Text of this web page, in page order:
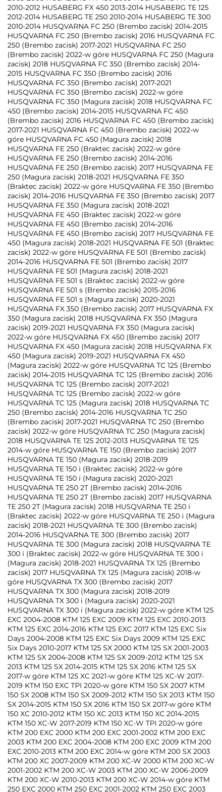
2010-2012 HUSABERG FX 450 2013-2014 HUSABERG TE 125
2012-2014 HUSABERG TE 250 2010-2014 HUSABERG TE 300
2010-2014 HUSQVARNA FC 250 (Brembo zacisk) 2014-2015
HUSQVARNA FC 250 (Brembo zacisk) 2016 HUSQVARNA FC
250 (Brembo zacisk) 2017-2021 HUSQVARNA FC 250
(Brembo zacisk) 2022-w góre HUSQVARNA FC 250 (Magura
zacisk) 2018 HUSQVARNA FC 350 (Brembo zacisk) 2014-
2015 HUSQVARNA FC 350 (Brembo zacisk) 2016
HUSQVARNA FC 350 (Brembo zacisk) 2017-2021
HUSQVARNA FC 350 (Brembo zacisk) 2022-w góre
HUSQVARNA FC 350 (Magura zacisk) 2018 HUSQVARNA FC
450 (Brembo zacisk) 2014-2015 HUSQVARNA FC 450
(Brembo zacisk) 2016 HUSQVARNA FC 450 (Brembo zacisk)
2017-2021 HUSQVARNA FC 450 (Brembo zacisk) 2022-w
góre HUSQVARNA FC 450 (Magura zacisk) 2018
HUSQVARNA FE 250 (Braktec zacisk) 2022-w góre
HUSQVARNA FE 250 (Brembo zacisk) 2014-2016
HUSQVARNA FE 250 (Brembo zacisk) 2017 HUSQVARNA FE
250 (Magura zacisk) 2018-2021 HUSQVARNA FE 350
(Braktec zacisk) 2022-w góre HUSQVARNA FE 350 (Brembo
zacisk) 2014-2016 HUSQVARNA FE 350 (Brembo zacisk) 2017
HUSQVARNA FE 350 (Magura zacisk) 2018-2021
HUSQVARNA FE 450 (Braktec zacisk) 2022-w góre
HUSQVARNA FE 450 (Brembo zacisk) 2014-2016
HUSQVARNA FE 450 (Brembo zacisk) 2017 HUSQVARNA FE
450 (Magura zacisk) 2018-2021 HUSQVARNA FE 501 (Braktec
zacisk) 2022-w góre HUSQVARNA FE 501 (Brembo zacisk)
2014-2016 HUSQVARNA FE 501 (Brembo zacisk) 2017
HUSQVARNA FE 501 (Magura zacisk) 2018-2021
HUSQVARNA FE 501 s (Braktec zacisk) 2022-w góre
HUSQVARNA FE 501 s (Brembo zacisk) 2015-2016
HUSQVARNA FE 501 s (Magura zacisk) 2020-2021
HUSQVARNA FX 350 (Brembo zacisk) 2017 HUSQVARNA FX
350 (Magura zacisk) 2018 HUSQVARNA FX 350 (Magura
zacisk) 2019-2021 HUSQVARNA FX 350 (Magura zacisk)
2022-w góre HUSQVARNA FX 450 (Brembo zacisk) 2017
HUSQVARNA FX 450 (Magura zacisk) 2018 HUSQVARNA FX
450 (Magura zacisk) 2019-2021 HUSQVARNA FX 450
(Magura zacisk) 2022-w góre HUSQVARNA TC 125 (Brembo
zacisk) 2014-2015 HUSQVARNA TC 125 (Brembo zacisk) 2016
HUSQVARNA TC 125 (Brembo zacisk) 2017-2021
HUSQVARNA TC 125 (Brembo zacisk) 2022-w góre
HUSQVARNA TC 125 (Magura zacisk) 2018 HUSQVARNA TC
250 (Brembo zacisk) 2014-2016 HUSQVARNA TC 250
(Brembo zacisk) 2017-2021 HUSQVARNA TC 250 (Brembo
zacisk) 2022-w góre HUSQVARNA TC 250 (Magura zacisk)
2018 HUSQVARNA TE 125 2012-2013 HUSQVARNA TE 125
2014-w góre HUSQVARNA TE 150 (Brembo zacisk) 2017
HUSQVARNA TE 150 (Magura zacisk) 2018-2019
HUSQVARNA TE 150 i (Braktec zacisk) 2022-w góre
HUSQVARNA TE 150 i (Magura zacisk) 2020-2021
HUSQVARNA TE 250 2T (Brembo zacisk) 2014-2016
HUSQVARNA TE 250 2T (Brembo zacisk) 2017 HUSQVARNA
TE 250 2T (Magura zacisk) 2018 HUSQVARNA TE 250 i
(Braktec zacisk) 2022-w góre HUSQVARNA TE 250 i (Magura
zacisk) 2018-2021 HUSQVARNA TE 300 (Brembo zacisk)
2014-2016 HUSQVARNA TE 300 (Brembo zacisk) 2017
HUSQVARNA TE 300 (Magura zacisk) 2018 HUSQVARNA TE
300 i (Braktec zacisk) 2022-w góre HUSQVARNA TE 300 i
(Magura zacisk) 2018-2021 HUSQVARNA TX 125 (Brembo
zacisk) 2017 HUSQVARNA TX 125 (Magura zacisk) 2018-w
góre HUSQVARNA TX 300 (Brembo zacisk) 2017
HUSQVARNA TX 300 (Magura zacisk) 2018-2019
HUSQVARNA TX 300 i (Magura zacisk) 2020-2021
HUSQVARNA TX 300 i (Magura zacisk) 2022-w góre KTM 125
EXC 2004-2008 KTM 125 EXC 2009 KTM 125 EXC 2010-2013
KTM 125 EXC 2014-2016 KTM 125 EXC 2017 KTM 125 EXC Six
Days 2004-2008 KTM 125 EXC Six Days 2009 KTM 125 EXC
Six Days 2010-2017 KTM 125 SX 2000 KTM 125 SX 2001-2003
KTM 125 SX 2004-2008 KTM 125 SX 2009-2012 KTM 125 SX
2013 KTM 125 SX 2014-2015 KTM 125 SX 2016 KTM 125 SX
2017-w góre KTM 125 XC 2021-w góre KTM 125 XC-W 2017-
2019 KTM 150 EXC TPI 2020-w góre KTM 150 SX 2007 KTM
150 SX 2008 KTM 150 SX 2009-2012 KTM 150 SX 2013 KTM 150
SX 2014-2015 KTM 150 SX 2016 KTM 150 SX 2017-w góre KTM
150 XC 2010-2012 KTM 150 XC 2013 KTM 150 XC 2014-2015
KTM 150 XC-W 2017-2019 KTM 150 XC-W TPI 2020-w góre
KTM 200 EXC 2000 KTM 200 EXC 2001-2002 KTM 200 EXC
2003 KTM 200 EXC 2004-2008 KTM 200 EXC 2009 KTM 200
EXC 2010-2013 KTM 200 EXC 2014-w góre KTM 200 SX 2003
KTM 200 XC 2007-2009 KTM 200 XC-W 2000 KTM 200 XC-W
2001-2002 KTM 200 XC-W 2003 KTM 200 XC-W 2006-2009
KTM 200 XC-W 2010-2013 KTM 200 XC-W 2014-w góre KTM
250 EXC 2000 KTM 250 EXC 2001-2002 KTM 250 EXC 2003